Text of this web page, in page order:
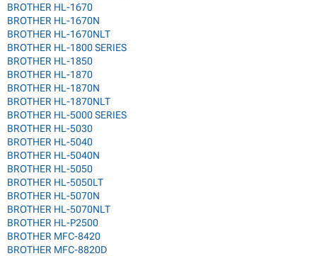
BROTHER HL-1670
BROTHER HL-1670N
BROTHER HL-1670NLT
BROTHER HL-1800 SERIES
BROTHER HL-1850
BROTHER HL-1870
BROTHER HL-1870N
BROTHER HL-1870NLT
BROTHER HL-5000 SERIES
BROTHER HL-5030
BROTHER HL-5040
BROTHER HL-5040N
BROTHER HL-5050
BROTHER HL-5050LT
BROTHER HL-5070N
BROTHER HL-5070NLT
BROTHER HL-P2500
BROTHER MFC-8420
BROTHER MFC-8820D